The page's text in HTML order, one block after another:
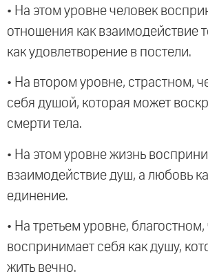
• На этом уровне человек
отношения как взаимодействие
как удовлетворение в постели.
• На втором уровне, страстном,
себя душой, которая может
смерти тела.
• На этом уровне жизнь
взаимодействие душ, а любовь
единение.
• На третьем уровне, благостном,
воспринимает себя как душу,
жить вечно.